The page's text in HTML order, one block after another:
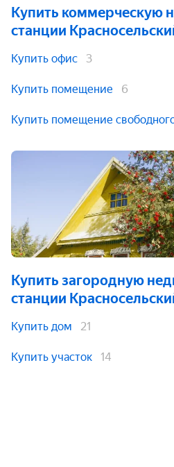
Купить коммерческую
станции
Купить офис 3
Купить помещение 6
Купить помещение
Купить загородную
станции
Купить дом 21
Купить участок 14